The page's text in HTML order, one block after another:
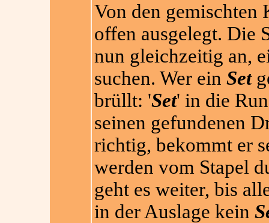
Von den gemischten
offen ausgelegt. Die
nun gleichzeitig an,
suchen. Wer ein Set
brüllt: 'Set' in die
seinen gefundenen
richtig, bekommt er
werden vom Stapel
geht es weiter, bis
in der Auslage kein